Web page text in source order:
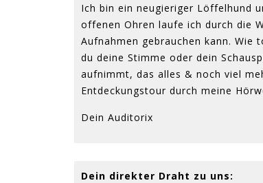
Ich bin ein neugieriger Löffelhund
offenen Ohren laufe ich durch die
Aufnahmen gebrauchen kann. Wie
du deine Stimme oder dein
aufnimmt, das alles & noch viel
Entdeckungstour durch meine
Dein Auditorix
Dein direkter Draht zu uns: